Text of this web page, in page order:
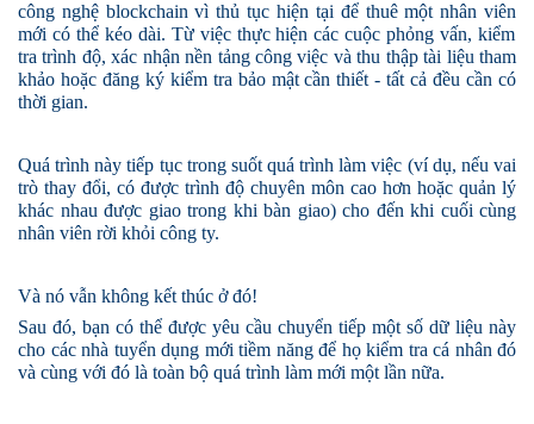
công nghệ blockchain vì thủ tục hiện tại để thuê mộtnhân viên
mới có thể kéo dài. Từ việc thực hiện các cuộc phỏng vấn, kiểm
tra trình độ, xác nhận nền tảng công việc và thu thập tài liệu tham
khảo hoặc đăng ký kiểm tra bảo mật cần thiết - tất cả đều cần có
thời gian.
Quá trình này tiếp tục trong suốt quá trình làm việc (ví dụ, nếu vai
trò thay đổi, có được trình độ chuyên môn cao hơn hoặc quản lý
khác nhau được giao trong khi bàn giao) cho đến khi cuối cùng
nhân viên rời khỏi công ty.
Và nó vẫn không kết thúc ở đó!
Sau đó, bạn có thể được yêu cầu chuyển tiếp một số dữ liệu này
cho các nhà tuyển dụng mới tiềm năng để họ kiểm tra cá nhân đó
và cùng với đó là toàn bộ quá trình làm mới một lần nữa.